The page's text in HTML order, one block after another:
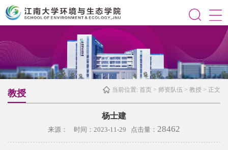
当前位置: 首页 > 师资队伍 > 教授 > 正文
教授
杨士建
来源： 时间：2023-11-29 点击量： 28462